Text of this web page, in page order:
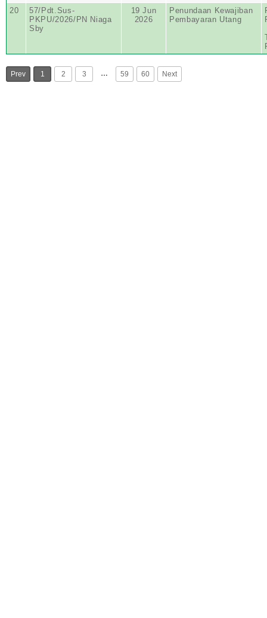
20
57/Pdt.Sus-
PKPU/2026/PN Niaga
Sby
19 Jun
2026
Penundaan Kewajiban
Pembayaran Utang
Prev 1 2 3 … 59 60 Next